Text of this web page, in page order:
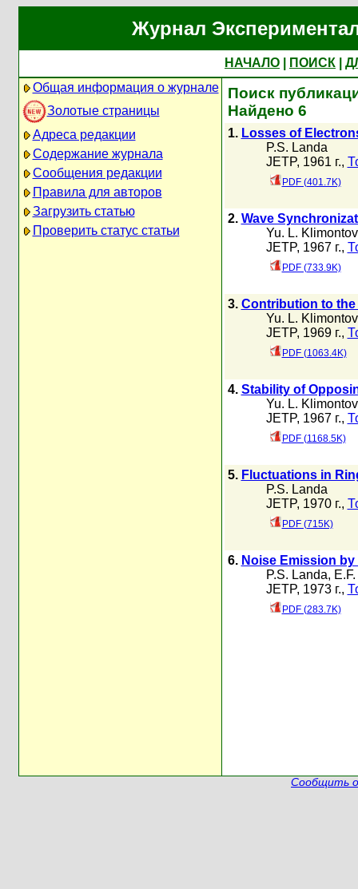
Журнал
НАЧАЛО ПОИСК
Общая информация о журнале
Золотые страницы
Адреса редакции
Содержание журнала
Сообщения редакции
Правила для авторов
Загрузить статью
Проверить статус статьи
Поиск
Найдено 6
1. Losses of
P.S. Landa
JETP, 1961 г.,
PDF (401.7K)
2. Wave
Yu. L.
JETP, 1967 г.,
PDF (733.9K)
3. Contribution to the
Yu. L.
JETP, 1969 г.,
PDF (1063.4K)
4. Stability of
Yu. L.
JETP, 1967 г.,
PDF (1168.5K)
5. Fluctuations in
P.S. Landa
JETP, 1970 г.,
PDF (715K)
6. Noise Emission
P.S. Landa,
JETP, 1973 г.,
PDF (283.7K)
Сообщить о